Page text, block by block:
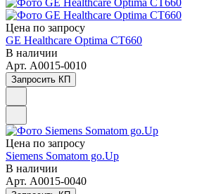
Цена по запросу
GE Healthcare Optima CT660
В наличии
Арт. A0015-0010
Запросить КП
Цена по запросу
Siemens Somatom go.Up
В наличии
Арт. A0015-0040